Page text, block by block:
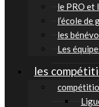
le PRO et
l’école de
les
Les
les